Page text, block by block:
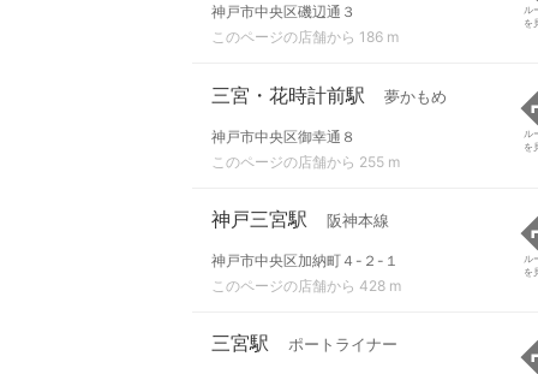
神戸市中央区磯辺通３
このページの店舗から 186 m
ル
を
三宮・花時計前駅 夢かもめ
神戸市中央区御幸通８
このページの店舗から 255 m
ル
を
神戸三宮駅 阪神本線
神戸市中央区加納町４-２-１
このページの店舗から 428 m
ル
を
三宮駅 ポートライナー